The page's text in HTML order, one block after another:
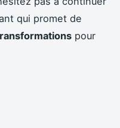
qui promet de
pour